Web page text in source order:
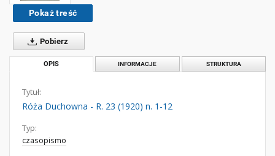
Pokaż treść
Pobierz
OPIS INFORMACJE STRUKTURA
Tytuł:
Róża Duchowna - R. 23 (1920) n. 1-12
Typ:
czasopismo